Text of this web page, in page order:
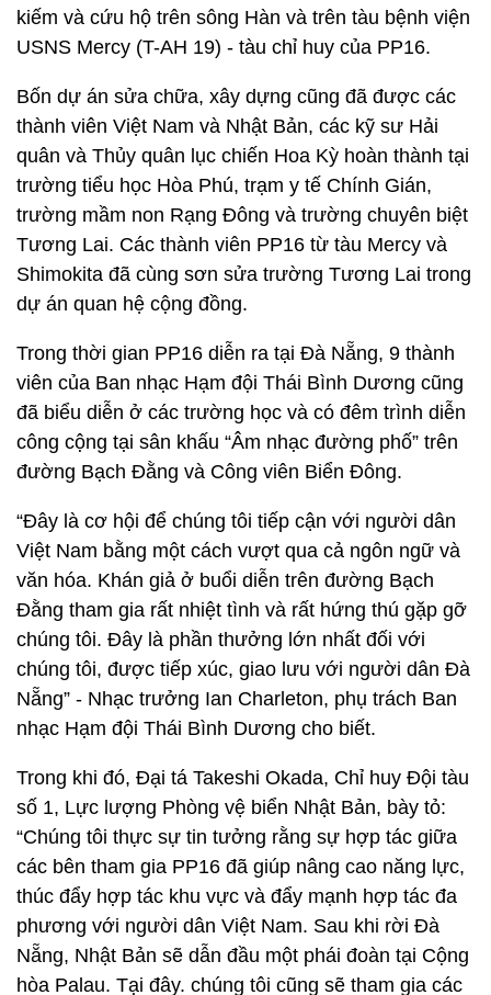
kiếm và cứu hộ trên sông Hàn và trên tàu bệnh viện
USNS Mercy (T-AH 19) - tàu chỉ huy của PP16.
Bốn dự án sửa chữa, xây dựng cũng đã được các
thành viên Việt Nam và Nhật Bản, các kỹ sư Hải
quân và Thủy quân lục chiến Hoa Kỳ hoàn thành tại
trường tiểu học Hòa Phú, trạm y tế Chính Gián,
trường mầm non Rạng Đông và trường chuyên biệt
Tương Lai. Các thành viên PP16 từ tàu Mercy và
Shimokita đã cùng sơn sửa trường Tương Lai trong
dự án quan hệ cộng đồng.
Trong thời gian PP16 diễn ra tại Đà Nẵng, 9 thành
viên của Ban nhạc Hạm đội Thái Bình Dương cũng
đã biểu diễn ở các trường học và có đêm trình diễn
công cộng tại sân khấu “Âm nhạc đường phố” trên
đường Bạch Đằng và Công viên Biển Đông.
“Đây là cơ hội để chúng tôi tiếp cận với người dân
Việt Nam bằng một cách vượt qua cả ngôn ngữ và
văn hóa. Khán giả ở buổi diễn trên đường Bạch
Đằng tham gia rất nhiệt tình và rất hứng thú gặp gỡ
chúng tôi. Đây là phần thưởng lớn nhất đối với
chúng tôi, được tiếp xúc, giao lưu với người dân Đà
Nẵng” - Nhạc trưởng Ian Charleton, phụ trách Ban
nhạc Hạm đội Thái Bình Dương cho biết.
Trong khi đó, Đại tá Takeshi Okada, Chỉ huy Đội tàu
số 1, Lực lượng Phòng vệ biển Nhật Bản, bày tỏ:
“Chúng tôi thực sự tin tưởng rằng sự hợp tác giữa
các bên tham gia PP16 đã giúp nâng cao năng lực,
thúc đẩy hợp tác khu vực và đẩy mạnh hợp tác đa
phương với người dân Việt Nam. Sau khi rời Đà
Nẵng, Nhật Bản sẽ dẫn đầu một phái đoàn tại Cộng
hòa Palau. Tại đây. chúng tôi cũng sẽ tham gia các